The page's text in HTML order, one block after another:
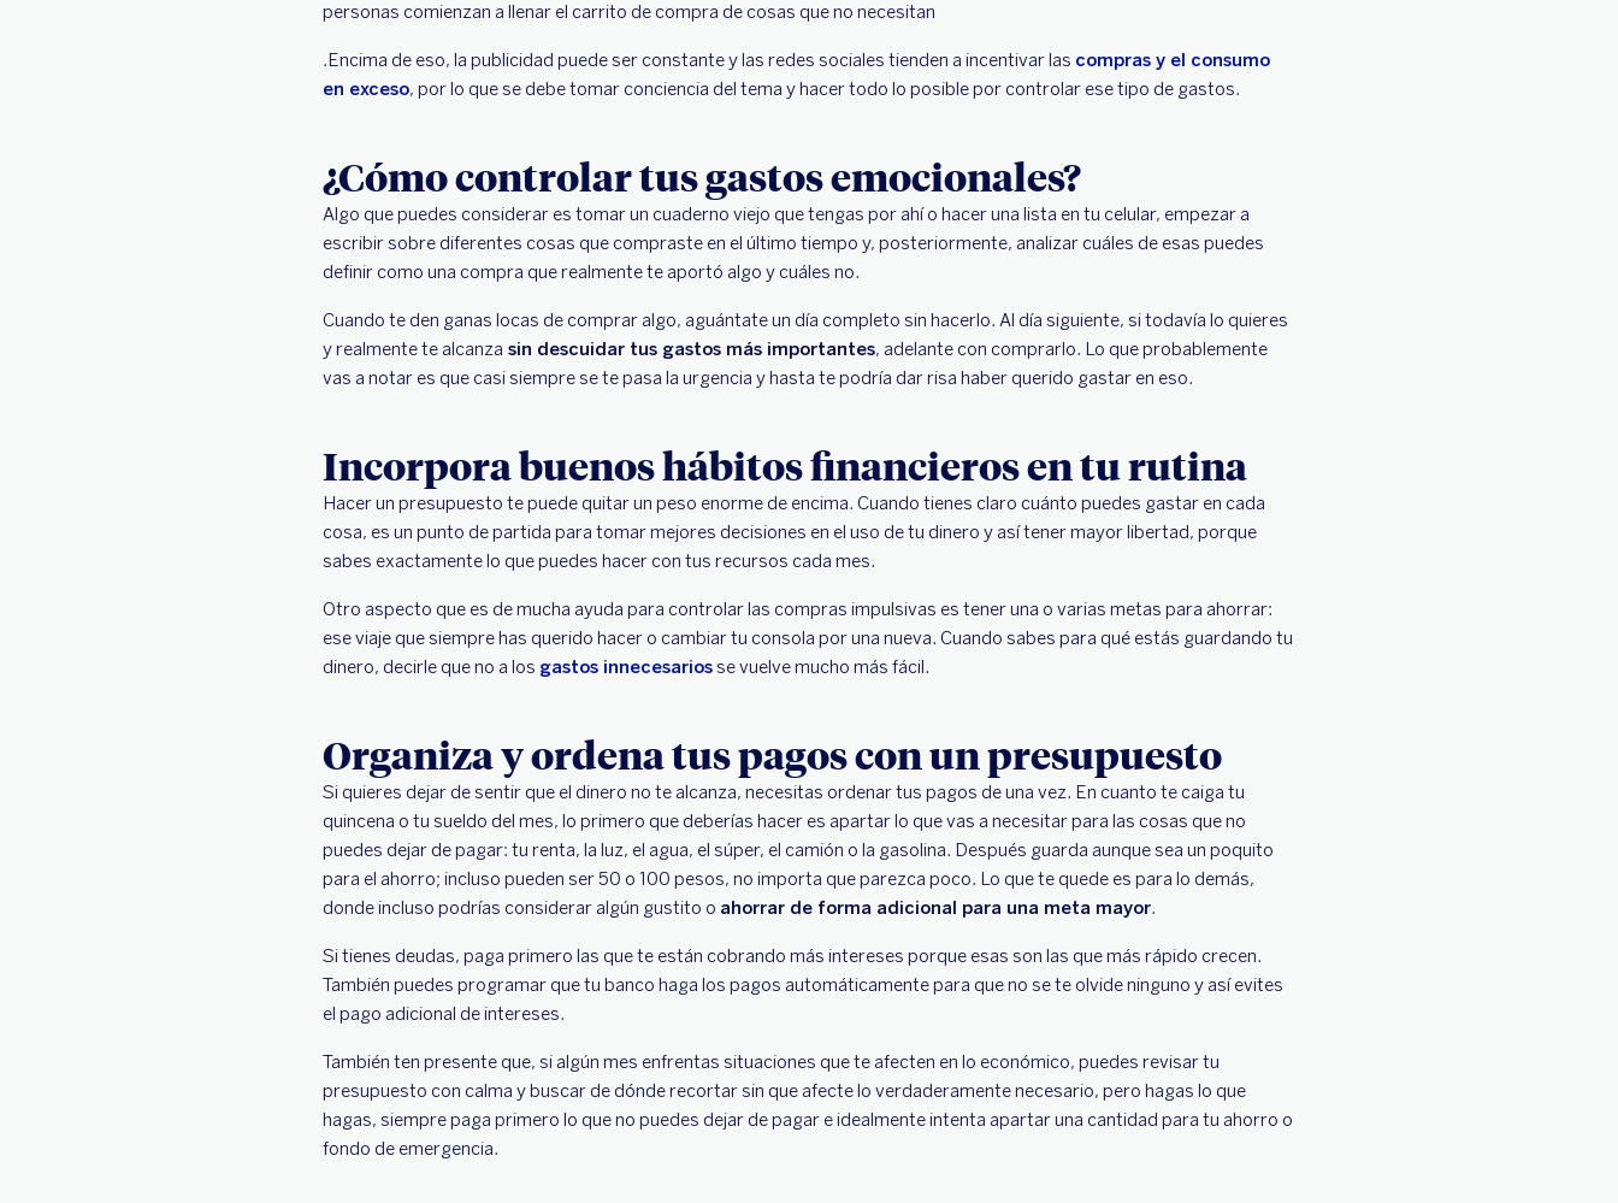
personas comienzan a llenar el carrito de compra de cosas que no necesitan
.Encima de eso, la publicidad puede ser constante y las redes sociales tienden a incentivar las compras y el consumo
en exceso, por lo que se debe tomar conciencia del tema y hacer todo lo posible por controlar ese tipo de gastos.
¿Cómo controlar tus gastos emocionales?
Algo que puedes considerar es tomar un cuaderno viejo que tengas por ahí o hacer una lista en tu celular, empezar a
escribir sobre diferentes cosas que compraste en el último tiempo y, posteriormente, analizar cuáles de esas puedes
definir como una compra que realmente te aportó algo y cuáles no.
Cuando te den ganas locas de comprar algo, aguántate un día completo sin hacerlo. Al día siguiente, si todavía lo quieres
y realmente te alcanza sin descuidar tus gastos más importantes, adelante con comprarlo. Lo que probablemente
vas a notar es que casi siempre se te pasa la urgencia y hasta te podría dar risa haber querido gastar en eso.
Incorpora buenos hábitos financieros en tu rutina
Hacer un presupuesto te puede quitar un peso enorme de encima. Cuando tienes claro cuánto puedes gastar en cada
cosa, es un punto de partida para tomar mejores decisiones en el uso de tu dinero y así tener mayor libertad, porque
sabes exactamente lo que puedes hacer con tus recursos cada mes.
Otro aspecto que es de mucha ayuda para controlar las compras impulsivas es tener una o varias metas para ahorrar:
ese viaje que siempre has querido hacer o cambiar tu consola por una nueva. Cuando sabes para qué estás guardando tu
dinero, decirle que no a los gastos innecesariosse vuelve mucho más fácil.
Organiza y ordena tus pagos con un presupuesto
Si quieres dejar de sentir que el dinero no te alcanza, necesitas ordenar tus pagos de una vez. En cuanto te caiga tu
quincena o tu sueldo del mes, lo primero que deberías hacer es apartar lo que vas a necesitar para las cosas que no
puedes dejar de pagar: tu renta, la luz, el agua, el súper, el camión o la gasolina. Después guarda aunque sea un poquito
para el ahorro; incluso pueden ser 50 o 100 pesos, no importa que parezca poco. Lo que te quede es para lo demás,
donde incluso podrías considerar algún gustito o ahorrar de forma adicional para una meta mayor.
Si tienes deudas, paga primero las que te están cobrando más intereses porque esas son las que más rápido crecen.
También puedes programar que tu banco haga los pagos automáticamente para que no se te olvide ninguno y así evites
el pago adicional de intereses.
También ten presente que, si algún mes enfrentas situaciones que te afecten en lo económico, puedes revisar tu
presupuesto con calma y buscar de dónde recortar sin que afecte lo verdaderamente necesario, pero hagas lo que
hagas, siempre paga primero lo que no puedes dejar de pagar e idealmente intenta apartar una cantidad para tu ahorro o
fondo de emergencia.